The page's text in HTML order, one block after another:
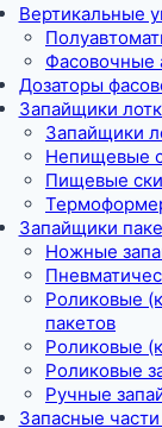
Вертикальные
Фасовочные
Дозаторы
Запайщики
Запайщики
Непищевые
Пищевые
Запайщики
Ножные
Роликовые
пакетов
Роликовые
Роликовые
Ручные
Запасные